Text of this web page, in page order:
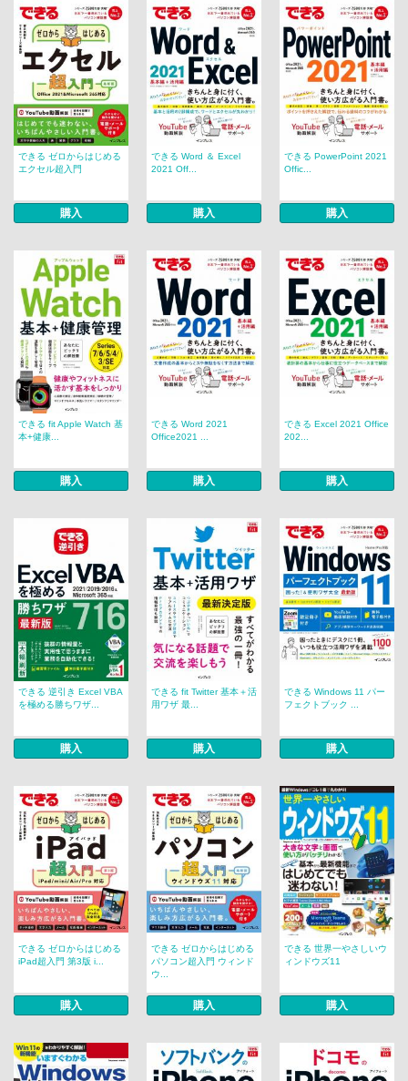
できる ゼロからはじめる
エクセル超入門
購入
できる Word ＆ Excel
2021 Off...
購入
できる PowerPoint 2021
Offic...
購入
できる fit Apple Watch 基
本+健康...
購入
できる Word 2021
Office2021 ...
購入
できる Excel 2021 Office
202...
購入
できる 逆引き Excel VBA
を極める勝ちワザ...
購入
できる fit Twitter 基本＋活
用ワザ 最...
購入
できる Windows 11 パー
フェクトブック ...
購入
できる ゼロからはじめる
iPad超入門 第3版 i...
購入
できる ゼロからはじめる
パソコン超入門 ウィンド
ウ...
購入
できる 世界一やさしいウ
ィンドウズ11
購入